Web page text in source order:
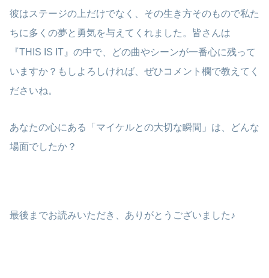
彼はステージの上だけでなく、その生き方そのもので私た
ちに多くの夢と勇気を与えてくれました。皆さんは
『THIS IS IT』の中で、どの曲やシーンが一番心に残って
いますか？もしよろしければ、ぜひコメント欄で教えてく
ださいね。
あなたの心にある「マイケルとの大切な瞬間」は、どんな
場面でしたか？
最後までお読みいただき、ありがとうございました♪